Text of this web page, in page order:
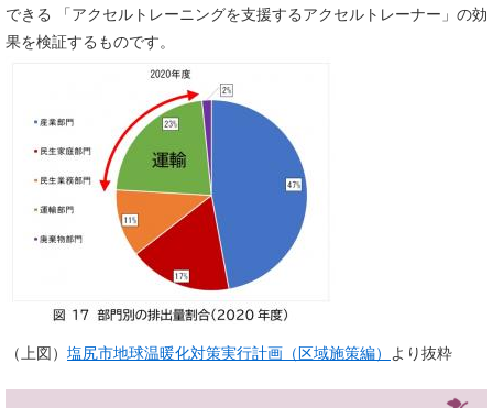
できる 「アクセルトレーニングを支援するアクセルトレーナー」の効
果を検証するものです。
（上図） 塩尻市地球温暖化対策実行計画（区域施策編） より抜粋